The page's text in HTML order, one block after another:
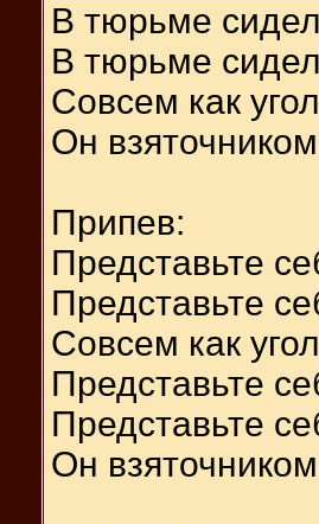
В тюрьме
В тюрьме
Совсем как
Он
Припев:
Представьте
Представьте
Совсем как
Представьте
Представьте
Он